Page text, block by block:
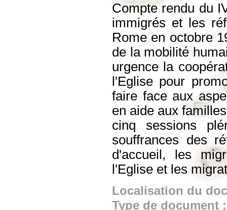
Compte rendu du
immigrés et les
Rome en octobre
de la mobilité
urgence la
l'Eglise pour
faire face aux
en aide aux
cinq sessions
souffrances des
d'accueil, les
l'Eglise et les
Localisation du
Type de document